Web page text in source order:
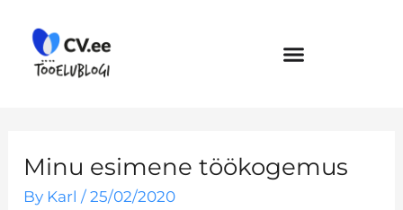
content
Minu esimene töökogemus
By Karl/25/02/2020